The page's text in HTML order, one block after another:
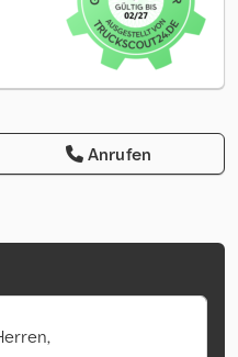
Anrufen